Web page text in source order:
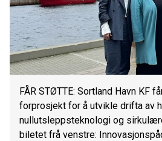
FÅR STØTTE: Sortland Havn KF
forprosjekt for å utvikle drifta av
nullutsleppsteknologi og
biletet frå venstre: